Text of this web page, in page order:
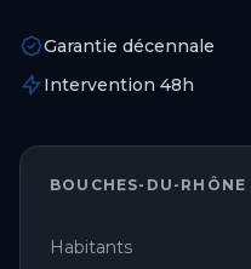
Garantie décennale
Intervention 48h
BOUCHES-DU-RHÔNE
Habitants